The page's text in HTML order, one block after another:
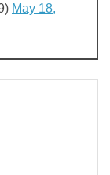
May 18,